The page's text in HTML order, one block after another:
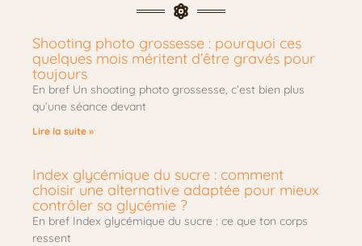
Shooting photo grossesse : pourquoi ces
quelques mois méritent d’être gravés pour
toujours
En bref Un shooting photo grossesse, c’est bien plus
qu’une séance devant
Lire la suite »
Index glycémique du sucre : comment
choisir une alternative adaptée pour mieux
contrôler sa glycémie ?
En bref Index glycémique du sucre : ce que ton corps
ressent